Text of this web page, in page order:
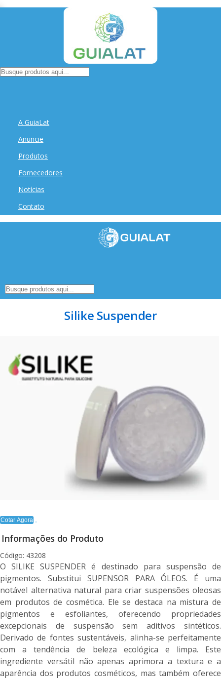
A GuiaLat
Anuncie
Produtos
Fornecedores
Notícias
Contato
Silike Suspender
Cotar Agora
Informações do Produto
Código: 43208
O SILIKE SUSPENDER é destinado para suspensão de
pigmentos. Substitui SUPENSOR PARA ÓLEOS. É uma
notável alternativa natural para criar suspensões oleosas
em produtos de cosmética. Ele se destaca na mistura de
pigmentos e esfoliantes, oferecendo propriedades
excepcionais de suspensão sem aditivos sintéticos.
Derivado de fontes sustentáveis, alinha-se perfeitamente
com a tendência de beleza ecológica e limpa. Este
ingrediente versátil não apenas aprimora a textura e a
aparência dos produtos cosméticos, mas também oferece